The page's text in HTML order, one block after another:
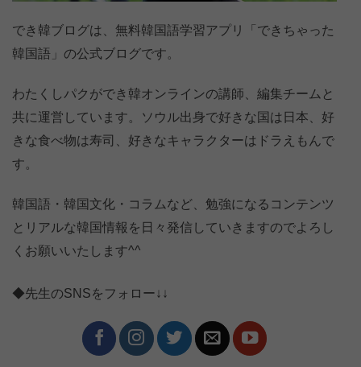
でき韓ブログは、無料韓国語学習アプリ「できちゃった
韓国語」の公式ブログです。
わたくしパクができ韓オンラインの講師、編集チームと
共に運営しています。ソウル出身で好きな国は日本、好
きな食べ物は寿司、好きなキャラクターはドラえもんで
す。
韓国語・韓国文化・コラムなど、勉強になるコンテンツ
とリアルな韓国情報を日々発信していきますのでよろし
くお願いいたします^^
◆先生のSNSをフォロー↓↓